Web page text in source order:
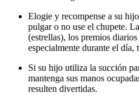
Elogie y recompense a su
pulgar o no use el chupete.
(estrellas), los premios
especialmente durante el día,
Si su hijo utiliza la succión
mantenga sus manos
resulten divertidas.